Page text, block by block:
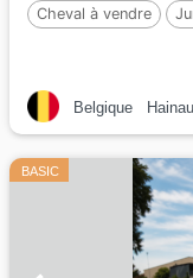
Cheval à vendre
Belgique
BASIC